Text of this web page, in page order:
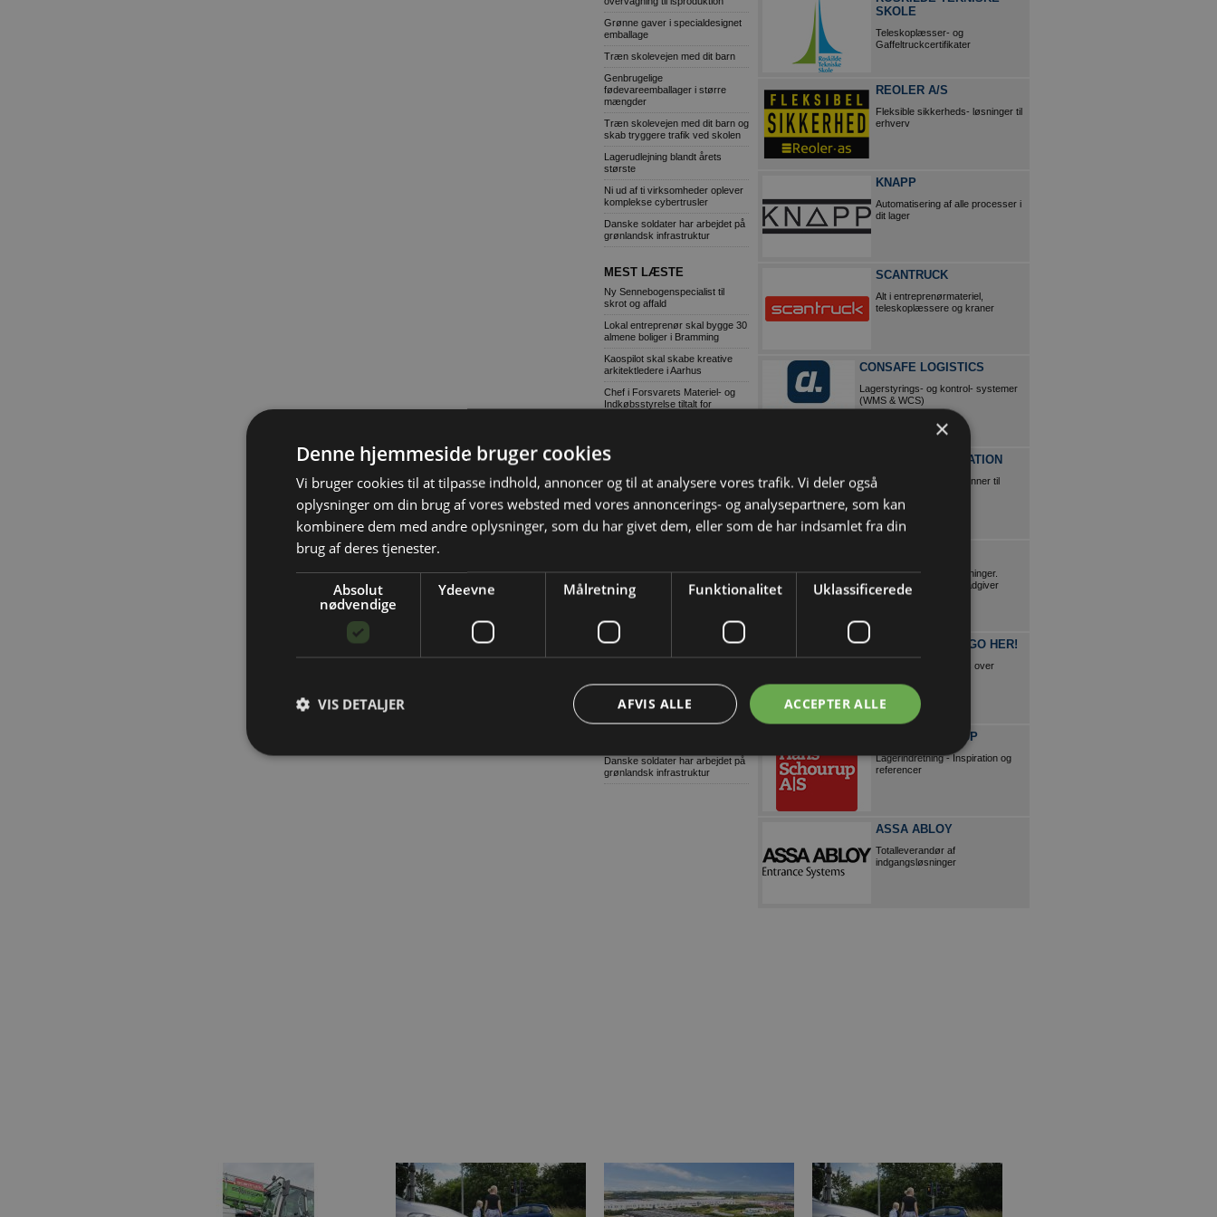
Grønne gaver i specialdesignet
emballage
Træn skolevejen med dit barn
Genbrugelige
fødevareemballager i større
mængder
Træn skolevejen med dit barn og
skab tryggere trafik ved skolen
Lagerudlejning blandt årets
største
Ni ud af ti virksomheder oplever
komplekse cybertrusler
Danske soldater har arbejdet på
grønlandsk infrastruktur
MEST LÆSTE
Ny Sennebogenspecialist til
skrot og affald
Lokal entreprenør skal bygge 30
almene boliger i Bramming
Kaospilot skal skabe kreative
arkitektledere i Aarhus
Chef i Forsvarets Materiel- og
Indkøbsstyrelse tiltalt for
32/2026-2)
Dansk AI-platform dyster mod
globale giganter om pris
Tetra Pak lancerer digital
overvågning til isproduktion
emballage
Træn skolevejen med dit barn
fødevareemballager i større
mængder
Træn skolevejen med dit barn og
største
Ni ud af ti virksomheder oplever
Danske soldater har arbejdet på
grønlandsk infrastruktur
SKOLE
Teleskoplæsser- og
Gaffeltruckcertifikater
REOLER A/S
Fleksible sikkerheds- løsninger til
erhverv
KNAPP
Automatisering af alle processer i
dit lager
SCANTRUCK
Alt i entreprenørmateriel,
teleskoplæssere og kraner
CONSAFE LOGISTICS
Lagerstyrings- og kontrol- systemer
(WMS & WCS)
KINCO CORPORATION
Læsseramper og -skinner til
Effektive dør/port-løsninger.
Brancheekspert og rådgiver
FÅ NAVN OG LOGO HER!
Denne annonce vises over
HANS SCHOURUP
Lagerindretning - Inspiration og
referencer
ASSA ABLOY
Totalleverandør af
indgangsløsninger
×
Denne hjemmeside bruger cookies
Vi bruger cookies til at tilpasse indhold, annoncer og til at analysere vores trafik. Vi deler også
oplysninger om din brug af vores websted med vores annoncerings- og analysepartnere, som kan
kombinere dem med andre oplysninger, som du har givet dem, eller som de har indsamlet fra din
brug af deres tjenester.
Absolut
nødvendige
Ydeevne Målretning Funktionalitet Uklassificerede
ACCEPTER ALLE
AFVIS ALLE
VIS DETALJER